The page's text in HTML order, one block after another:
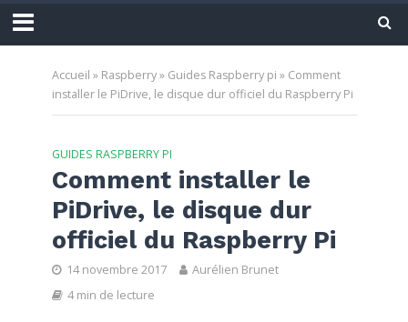
Accueil » Raspberry» Guides Raspberry pi » Comment
installer le PiDrive, le disque dur officiel du Raspberry Pi
GUIDES RASPBERRY PI
Comment installer le
PiDrive, le disque dur
officiel du Raspberry Pi
14 novembre 2017
Aurélien Brunet
4 min de lecture